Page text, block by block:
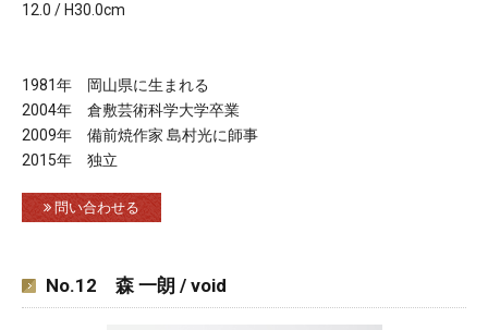
12.0 / H30.0cm
1981年 岡山県に生まれる
2004年 倉敷芸術科学大学卒業
2009年 備前焼作家 島村光に師事
2015年 独立
問い合わせる
No.12 森 一朗 / void